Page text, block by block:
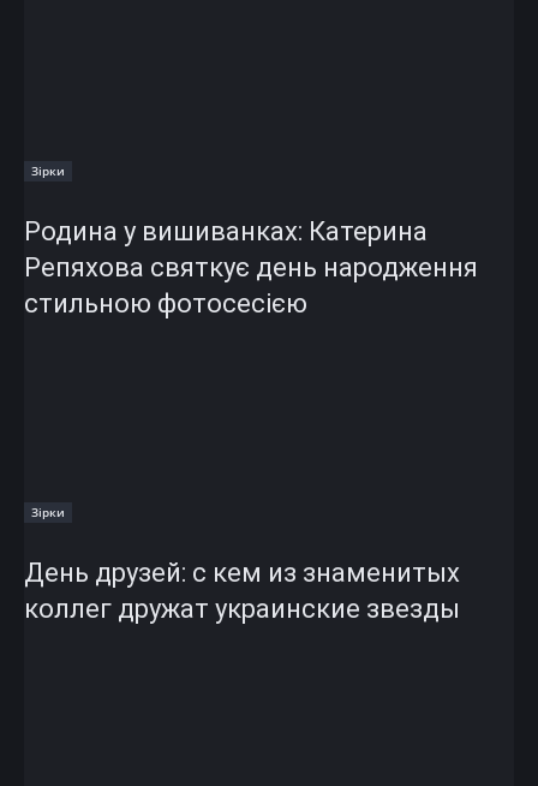
Зірки
Родина у вишиванках: Катерина
Репяхова святкує день народження
стильною фотосесією
Зірки
День друзей: с кем из знаменитых
коллег дружат украинские звезды